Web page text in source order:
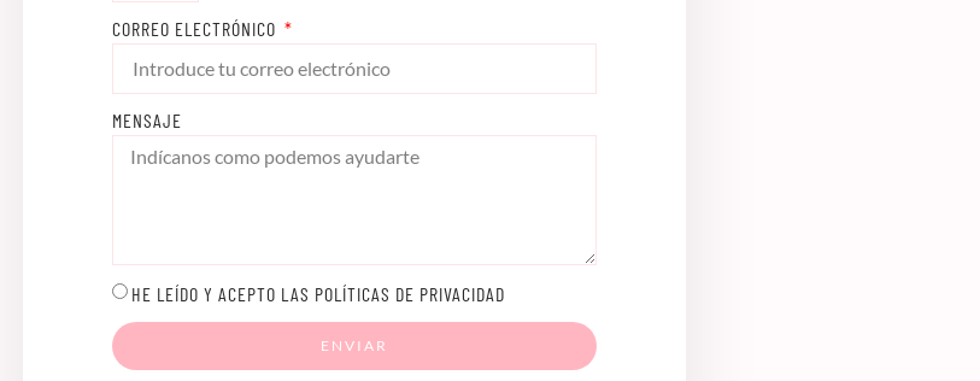
CORREO ELECTRÓNICO
MENSAJE
HE LEÍDO Y ACEPTO LAS POLÍTICAS DE PRIVACIDAD
ENVIAR